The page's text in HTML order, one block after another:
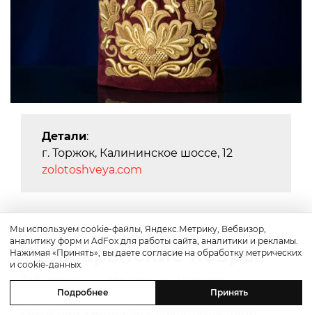
Детали:
г. Торжок, Калининское шоссе, 12
zolotoshveya.com
Табасаранские ковры
Табасараны — это один из народов,
проживающих на юге Дагестана. Испокон
Мы используем cookie-файлы, Яндекс.Метрику, Вебвизор,
аналитику форм и AdFox для работы сайта, аналитики и рекламы.
Нажимая «Принять», вы даете согласие на обработку метрических
и cookie-данных.
Подробнее Принять